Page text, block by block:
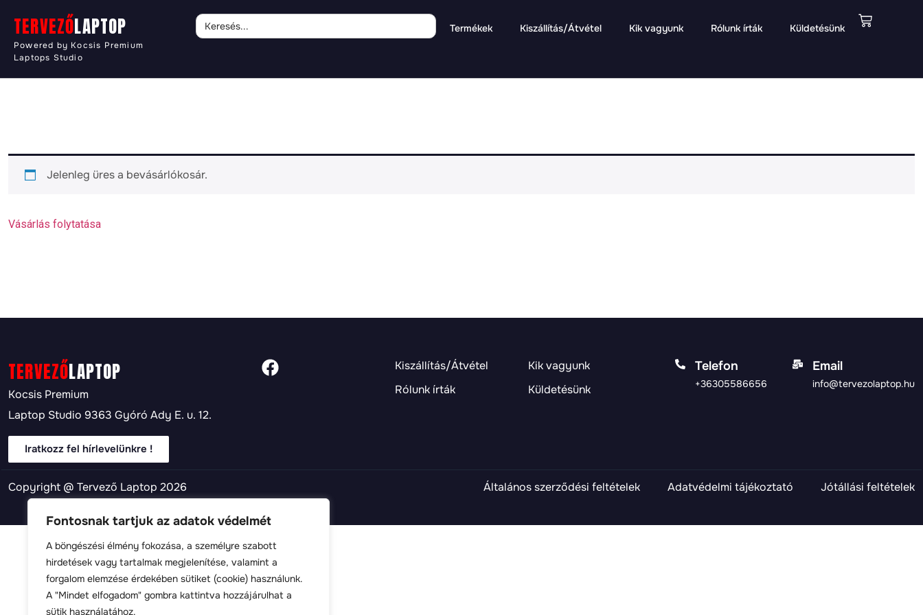
Fontosnak tartjuk az adatok védelmét
A böngészési élmény fokozása, a személyre szabott
hirdetések vagy tartalmak megjelenítése, valamint a
forgalom elemzése érdekében sütiket (cookie) használunk.
A "Mindet elfogadom" gombra kattintva hozzájárulhat a
sütik használatához.
TERVEZŐLAPTOP
Powered by Kocsis Premium
Laptops Studio
Search
for: Termékek Kiszállítás/Átvétel Kik vagyunk Rólunk írták Küldetésünk
Jelenleg üres a bevásárlókosár.
Vásárlás folytatása
TERVEZŐLAPTOP
Kocsis Premium
Laptop Studio 9363 Gyóró Ady E. u. 12.
Iratkozz fel hírlevelünkre !
Kiszállítás/Átvétel
Rólunk írták
Kik vagyunk
Küldetésünk
Telefon
+36305586656
Email
info@tervezolaptop.hu
Copyright @ Tervező Laptop 2026 Általános szerződési feltételek Adatvédelmi tájékoztató Jótállási feltételek